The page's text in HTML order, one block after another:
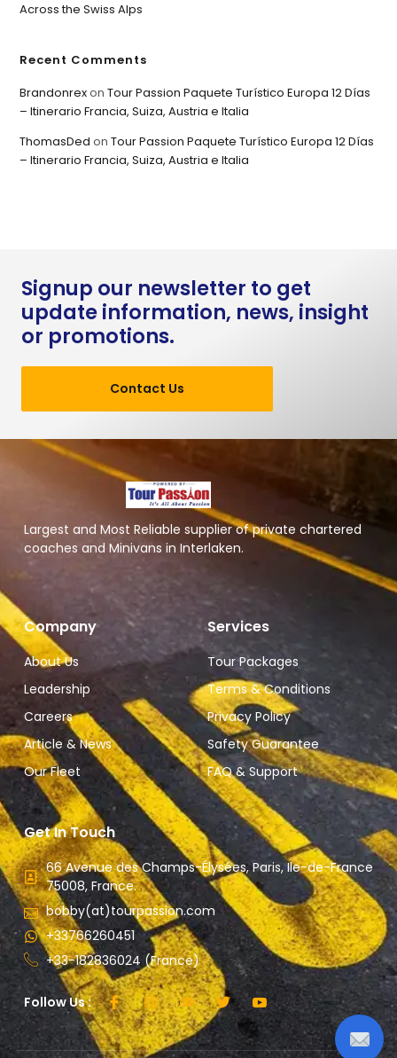
Across the Swiss Alps
Recent Comments
BrandonrexonTour Passion Paquete Turístico Europa 12 Días
– Itinerario Francia, Suiza, Austria e Italia
ThomasDed onTour Passion Paquete Turístico Europa 12 Días
– Itinerario Francia, Suiza, Austria e Italia
Signup our newsletter to get
update information, news, insight
or promotions.
Contact Us
Largest and Most Reliable supplier of private chartered
coaches and Minivans in Interlaken.
Company
About Us
Leadership
Careers
Article & News
Our Fleet
Services
Tour Packages
Terms & Conditions
Privacy Policy
Safety Guarantee
FAQ & Support
Get In Touch
66 Avenue des Champs-Élysées, Paris, Ile-de-France
75008, France.
bobby(at)tourpassion.com
+33766260451
+33-182836024 (France)
Follow Us :